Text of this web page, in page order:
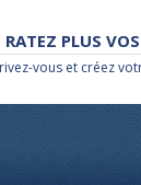
RATEZ PLUS
vous et créez